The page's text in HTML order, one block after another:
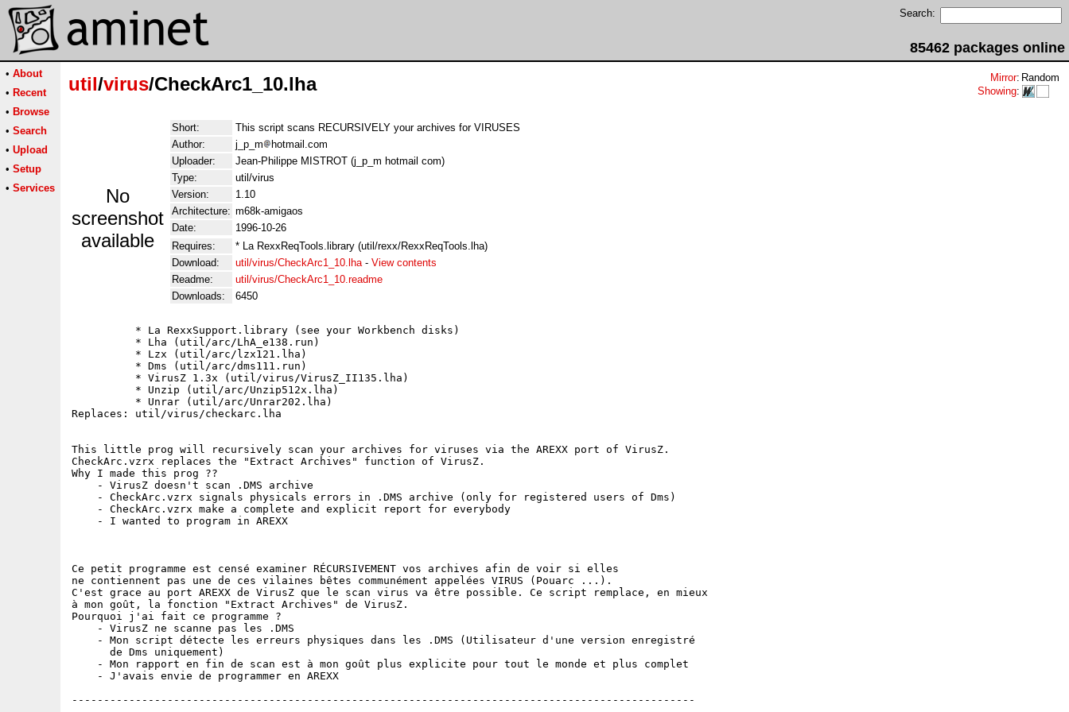
Search:
85462 packages online
• About
• Recent
• Browse
• Search
• Upload
• Setup
• Services
util/virus/CheckArc1_10.lha Mirror: Random
Showing:
No
screenshot
available
Short:
This script scans RECURSIVELY your archives for VIRUSES
Author:
j_p_m
hotmail.com
Uploader:
Jean-Philippe MISTROT (j_p_m hotmail com)
Type:
util/virus
Version:
1.10
Architecture: m68k-amigaos
Date:
1996-10-26
Requires:
* La RexxReqTools.library (util/rexx/RexxReqTools.lha)
Download:
util/virus/CheckArc1_10.lha- View contents
Readme:
util/virus/CheckArc1_10.readme
Downloads:
6450
          * La RexxSupport.library (see your Workbench disks)
          * Lha (util/arc/LhA_e138.run)
          * Lzx (util/arc/lzx121.lha)
          * Dms (util/arc/dms111.run)
          * VirusZ 1.3x (util/virus/VirusZ_II135.lha)
          * Unzip (util/arc/Unzip512x.lha)
          * Unrar (util/arc/Unrar202.lha)
Replaces: util/virus/checkarc.lha
This little prog will recursively scan your archives for viruses via the AREXX port of VirusZ.
CheckArc.vzrx replaces the "Extract Archives" function of VirusZ.
Why I made this prog ??
    - VirusZ doesn't scan .DMS archive
    - CheckArc.vzrx signals physicals errors in .DMS archive (only for registered users of Dms)
    - CheckArc.vzrx make a complete and explicit report for everybody
    - I wanted to program in AREXX
Ce petit programme est censé examiner RÉCURSIVEMENT vos archives afin de voir si elles
ne contiennent pas une de ces vilaines bêtes communément appelées VIRUS (Pouarc ...).
C'est grace au port AREXX de VirusZ que le scan virus va être possible. Ce script remplace, en mieux
à mon goût, la fonction "Extract Archives" de VirusZ.
Pourquoi j'ai fait ce programme ?
    - VirusZ ne scanne pas les .DMS
    - Mon script détecte les erreurs physiques dans les .DMS (Utilisateur d'une version enregistré
      de Dms uniquement)
    - Mon rapport en fin de scan est à mon goût plus explicite pour tout le monde et plus complet
    - J'avais envie de programmer en AREXX
--------------------------------------------------------------------------------------------------